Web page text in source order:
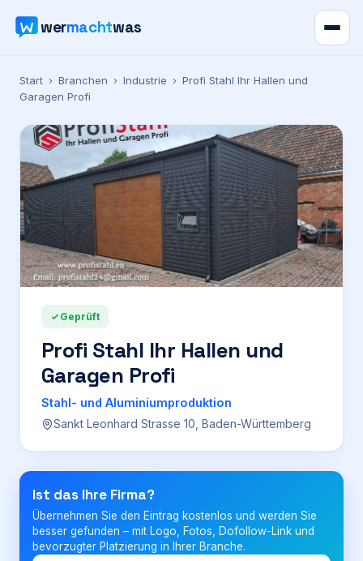
wermachtwas
Verzeichnis
Karte
News
Ratgeber
Werbung
Für Firmen
Login
Start › Branchen › Industrie › Profi Stahl Ihr Hallen und
Garagen Profi
Geprüft
Profi Stahl Ihr Hallen und
Garagen Profi
Stahl- und Aluminiumproduktion
Sankt Leonhard Strasse 10, Baden-Württemberg
Ist das Ihre Firma?
Übernehmen Sie den Eintrag kostenlos und werden Sie
besser gefunden – mit Logo, Fotos, Dofollow-Link und
bevorzugter Platzierung in Ihrer Branche.